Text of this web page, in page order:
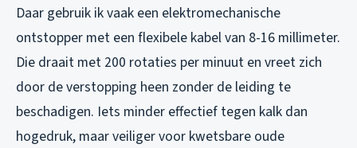
Daar gebruik ik vaak een elektromechanische
ontstopper met een flexibele kabel van 8-16 millimeter.
Die draait met 200 rotaties per minuut en vreet zich
door de verstopping heen zonder de leiding te
beschadigen. Iets minder effectief tegen kalk dan
hogedruk, maar veiliger voor kwetsbare oude